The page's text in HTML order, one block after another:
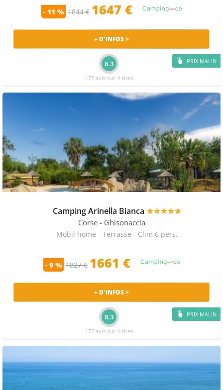
- 11 % 1844 € 1647 €
PRIX MALIN
+ D'INFOS >
8.3
177 avis sur 4 sites
Camping Arinella Bianca ★★★★★
Corse - Ghisonaccia
Mobil home - Terrasse - Clim 6 pers.
- 9 % 1827 € 1661 €
PRIX MALIN
+ D'INFOS >
8.3
177 avis sur 4 sites